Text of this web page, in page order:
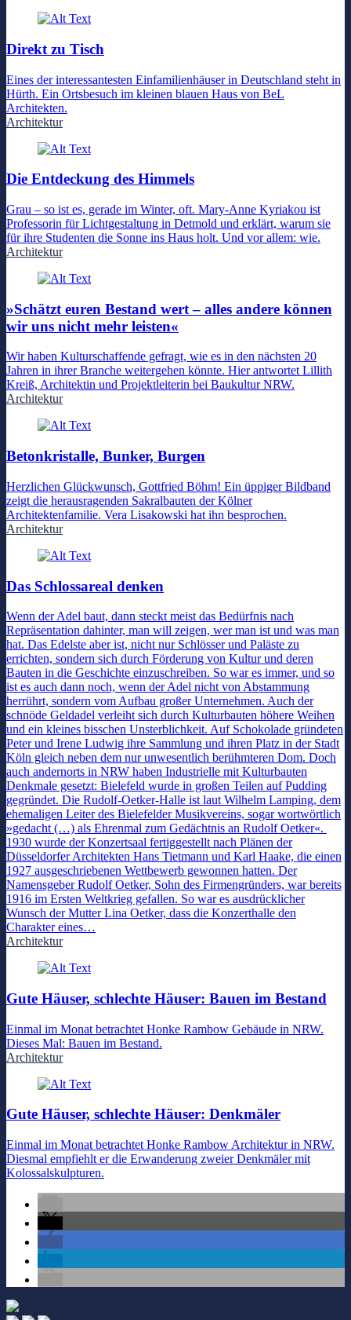
Direkt zu Tisch
Eines der interessantesten Einfamilienhäuser in Deutschland steht in
Hürth. Ein Ortsbesuch im kleinen blauen Haus von BeL
Architekten.
Architektur
Die Entdeckung des Himmels
Grau – so ist es, gerade im Winter, oft. Mary-Anne Kyriakou ist
Professorin für Lichtgestaltung in Detmold und erklärt, warum sie
für ihre Studenten die Sonne ins Haus holt. Und vor allem: wie.
Architektur
»Schätzt euren Bestand wert – alles andere können
wir uns nicht mehr leisten«
Wir haben Kulturschaffende gefragt, wie es in den nächsten 20
Jahren in ihrer Branche weitergehen könnte. Hier antwortet Lillith
Kreiß, Architektin und Projektleiterin bei Baukultur NRW.
Architektur
Betonkristalle, Bunker, Burgen
Herzlichen Glückwunsch, Gottfried Böhm! Ein üppiger Bildband
zeigt die herausragenden Sakralbauten der Kölner
Architektenfamilie. Vera Lisakowski hat ihn besprochen.
Architektur
Das Schlossareal denken
Wenn der Adel baut, dann steckt meist das Bedürfnis nach
Repräsentation dahinter, man will zeigen, wer man ist und was man
hat. Das Edelste aber ist, nicht nur Schlösser und Paläste zu
errichten, sondern sich durch Förderung von Kultur und deren
Bauten in die Geschichte einzuschreiben. So war es immer, und so
ist es auch dann noch, wenn der Adel nicht von Abstammung
herrührt, sondern vom Aufbau großer Unternehmen. Auch der
schnöde Geldadel verleiht sich durch Kulturbauten höhere Weihen
und ein kleines bisschen Unsterblichkeit. Auf Schokolade gründeten
Peter und Irene Ludwig ihre Sammlung und ihren Platz in der Stadt
Köln gleich neben dem nur unwesentlich berühmteren Dom. Doch
auch andernorts in NRW haben Industrielle mit Kulturbauten
Denkmale gesetzt: Bielefeld wurde in großen Teilen auf Pudding
gegründet. Die Rudolf-Oetker-Halle ist laut Wilhelm Lamping, dem
ehemaligen Leiter des Bielefelder Musikvereins, sogar wortwörtlich
»gedacht (…) als Ehrenmal zum Gedächtnis an Rudolf Oetker«.
1930 wurde der Konzertsaal fertiggestellt nach Plänen der
Düsseldorfer Architekten Hans Tietmann und Karl Haake, die einen
1927 ausgeschriebenen Wettbewerb gewonnen hatten. Der
Namensgeber Rudolf Oetker, Sohn des Firmengründers, war bereits
1916 im Ersten Weltkrieg gefallen. So war es ausdrücklicher
Wunsch der Mutter Lina Oetker, dass die Konzerthalle den
Charakter eines…
Architektur
Gute Häuser, schlechte Häuser: Bauen im Bestand
Einmal im Monat betrachtet Honke Rambow Gebäude in NRW.
Dieses Mal: Bauen im Bestand.
Architektur
Gute Häuser, schlechte Häuser: Denkmäler
Einmal im Monat betrachtet Honke Rambow Architektur in NRW.
Diesmal empfiehlt er die Erwanderung zweier Denkmäler mit
Kolossalskulpturen.